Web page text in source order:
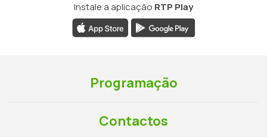
Instale a aplicação RTP Play
Programação
Contactos